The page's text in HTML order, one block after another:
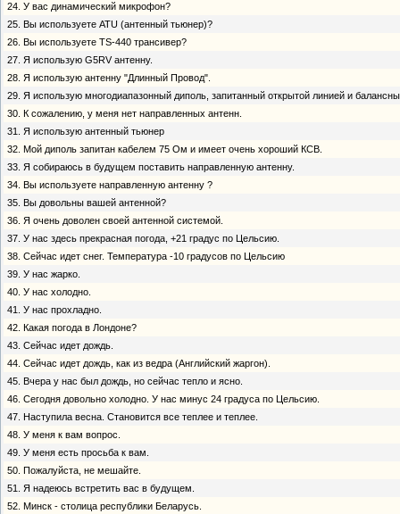
24. У вас динамический микрофон?
25. Вы используете ATU (антенный тьюнер)?
26. Вы используете TS-440 трансивер?
27. Я использую G5RV антенну.
28. Я использую антенну "Длинный Провод".
29. Я использую многодиапазонный диполь, запитанный открытой линией и
30. К сожалению, у меня нет направленных антенн.
31. Я использую антенный тьюнер
32. Мой диполь запитан кабелем 75 Ом и имеет очень хороший КСВ.
33. Я собираюсь в будущем поставить направленную антенну.
34. Вы используете направленную антенну ?
35. Вы довольны вашей антенной?
36. Я очень доволен своей антенной системой.
37. У нас здесь прекрасная погода, +21 градус по Цельсию.
38. Сейчас идет снег. Температура -10 градусов по Цельсию
39. У нас жарко.
40. У нас холодно.
41. У нас прохладно.
42. Какая погода в Лондоне?
43. Сейчас идет дождь.
44. Сейчас идет дождь, как из ведра (Английский жаргон).
45. Вчера у нас был дождь, но сейчас тепло и ясно.
46. Сегодня довольно холодно. У нас минус 24 градуса по Цельсию.
47. Наступила весна. Становится все теплее и теплее.
48. У меня к вам вопрос.
49. У меня есть просьба к вам.
50. Пожалуйста, не мешайте.
51. Я надеюсь встретить вас в будущем.
52. Минск - столица республики Беларусь.